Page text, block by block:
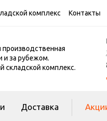
комплекс Контакты
производственная
и за рубежом.
складской комплекс.
Доставка